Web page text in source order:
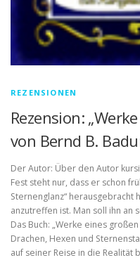
REZENSIONEN
Rezension:
von Bernd B.
Der Autor: Über den Autor
Fest steht nur, dass er schon
Sternenglanz“ herausgebracht
anzutreffen ist. Man soll ihn an
Das Buch: „Werke eines
Drachen, Hexen und
auf seiner Reise in die Realität